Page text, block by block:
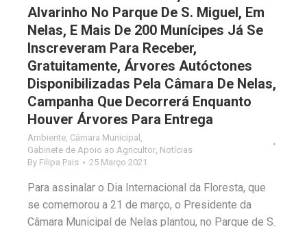
Alvarinho No Parque De S. Miguel, Em
Nelas, E Mais De 200 Munícipes Já Se
Inscreveram Para Receber,
Gratuitamente, Árvores Autóctones
Disponibilizadas Pela Câmara De Nelas,
Campanha Que Decorrerá Enquanto
Houver Árvores Para Entrega
Ambiente Câmara Municipal
Gabinete de Apoio ao Agricultor Notícias
By Filipa Pais 25 Março 2021
Para assinalar o Dia Internacional da Floresta, que
se comemorou a 21 de março, o Presidente da
Câmara Municipal de Nelas plantou, no Parque de S.